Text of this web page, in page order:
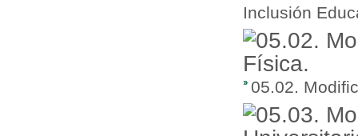
Inclusión
05.02.